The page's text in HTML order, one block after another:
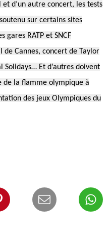
et d’un autre concert, les tests
sur certains sites
gares RATP et SNCF
de Cannes, concert de Taylor
Solidays… Et d’autres doivent
de la flamme olympique à
des jeux Olympiques du